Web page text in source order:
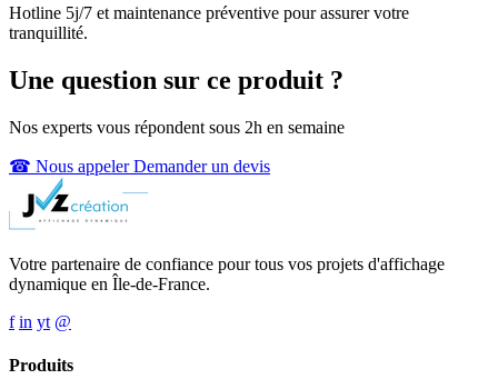
Hotline 5j/7 et maintenance préventive pour assurer votre
tranquillité.
Une question sur ce produit ?
Nos experts vous répondent sous 2h en semaine
☎ Nous appelerDemander un devis
Votre partenaire de confiance pour tous vos projets d'affichage
dynamique en Île-de-France.
f in yt @
Produits